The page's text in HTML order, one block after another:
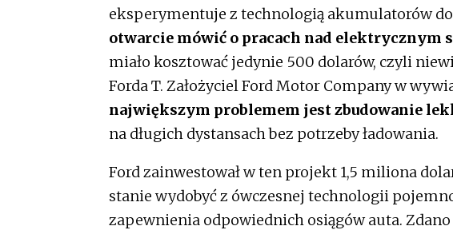
eksperymentuje z technologią akumulatorów
otwarcie mówić o pracach nad elektrycznym
miało kosztować jedynie 500 dolarów, czyli
Forda T. Założyciel Ford Motor Company w
największym problemem jest zbudowanie
na długich dystansach bez potrzeby ładowania.
Ford zainwestował w ten projekt 1,5 miliona
stanie wydobyć z ówczesnej technologii
zapewnienia odpowiednich osiągów auta. Zdano